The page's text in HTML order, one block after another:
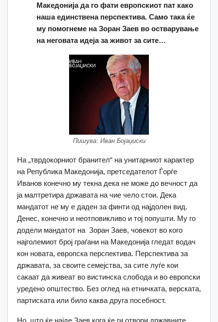
Македонија да го фати европскиот пат како
наша единствена перспектива. Само така ќе
му помогнеме на Зоран Заев во остварување
на неговата идеја за живот за сите…
Пишува: Иван Бојаџиски
На „тврдокорниот бранител“ на унитарниот карактер
на Република Македонија, претседателот Ѓорѓе
Иванов конечно му текна дека не може до вечност да
ја малтретира државата на чие чело стои. Дека
мандатот не му е даден за финти од најдолен вид.
Денес, конечно и неотповикливо и тој попушти. Му го
додели мандатот на Зоран Заев, човекот во кого
најголемиот број граѓани на Македонија гледат водач
кон новата, европска перспектива. Перспектива за
државата, за своите семејства, за сите луѓе кои
сакаат да живеат во вистинска слобода и во европски
уредено општество. Без оглед на етничката, верската,
партиската или било каква друга посебност.
Но, што ќе најде Заев кога ќе ги отвори државните